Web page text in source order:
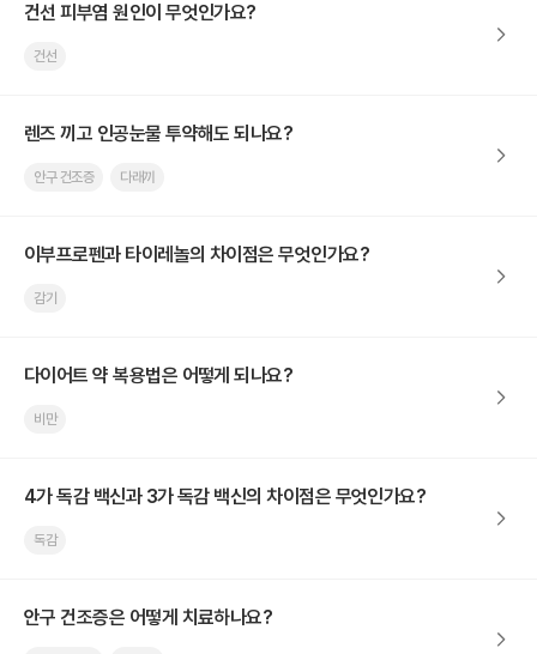
건선 피부염 원인이 무엇인가요?
건선
렌즈 끼고 인공눈물 투약해도 되나요?
안구 건조증 다래끼
이부프로펜과 타이레놀의 차이점은 무엇인가요?
감기
다이어트 약 복용법은 어떻게 되나요?
비만
4가 독감 백신과 3가 독감 백신의 차이점은 무엇인가요?
독감
안구 건조증은 어떻게 치료하나요?